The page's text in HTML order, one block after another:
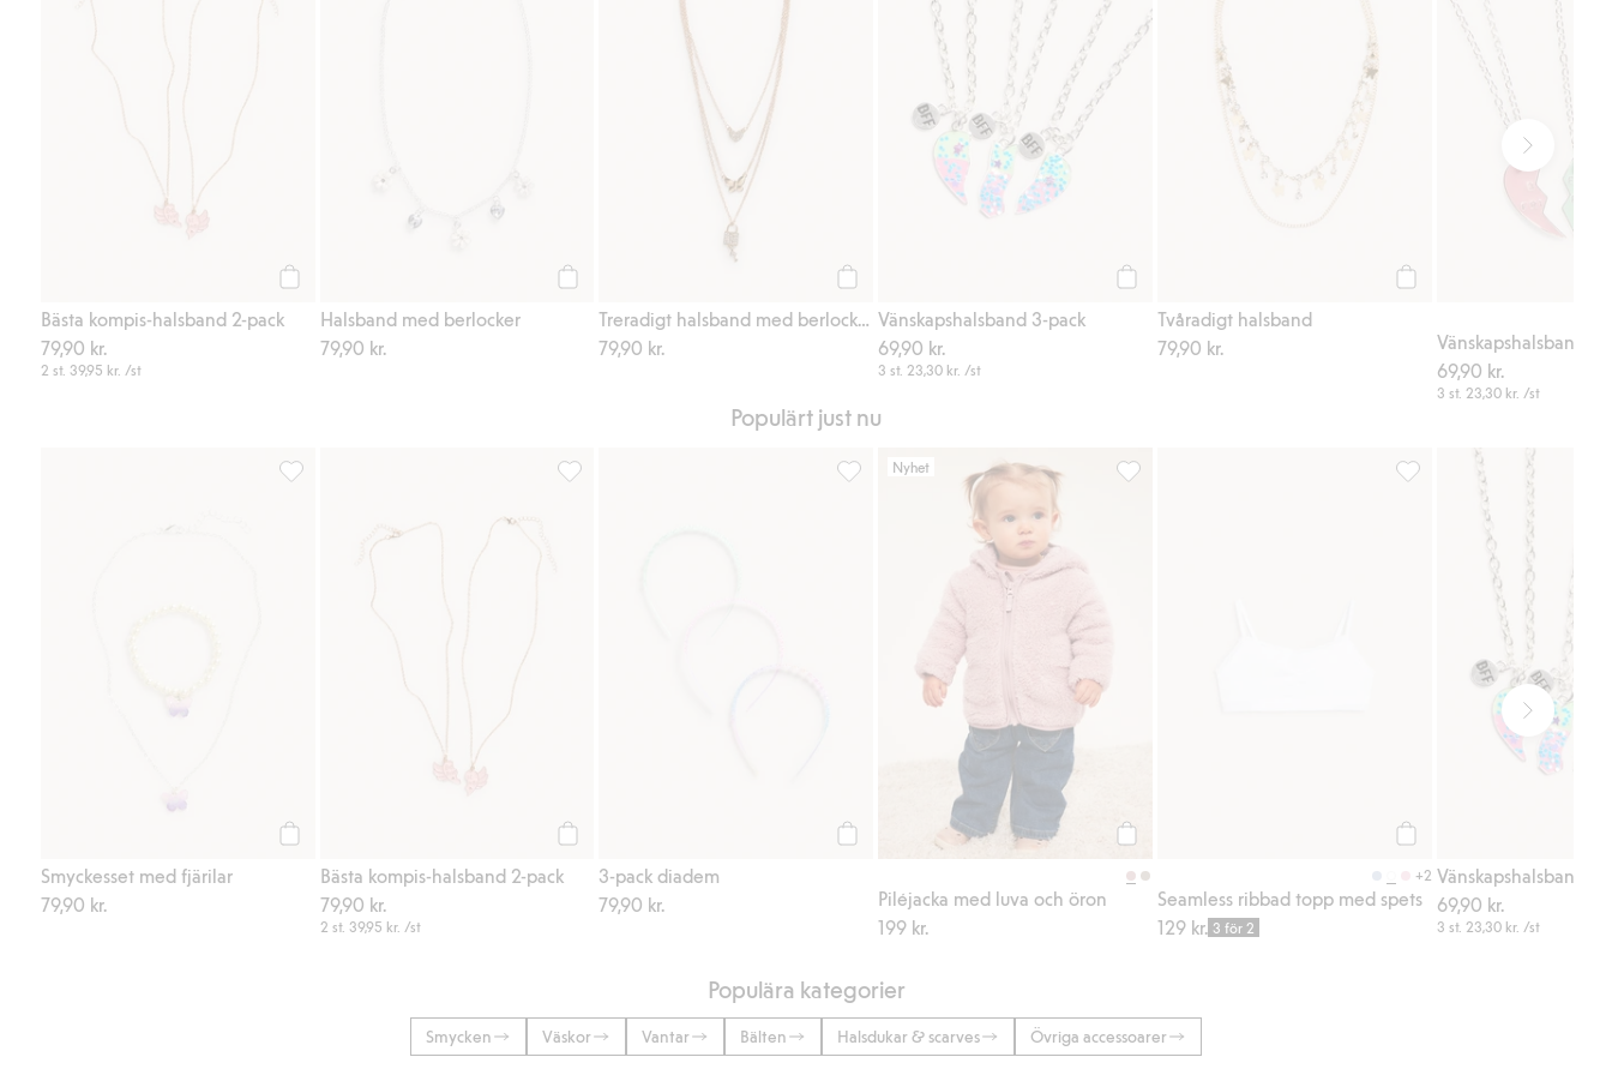
Bästa kompis-halsband 2-pack
79,90 kr.
2 st. 39,95 kr. /st
Halsband med berlocker
79,90 kr.
Treradigt halsband med berlocker
79,90 kr.
Vänskapshalsband 3-pack
69,90 kr.
3 st.23,30 kr. /st
Tvåradigt halsband
79,90 kr.
Vänskapshalsband 3-
69,90 kr.
3 st. 23,30 kr. /st
Populärt just nu
Smyckesset med fjärilar
79,90 kr.
Bästa kompis-halsband 2-pack
79,90 kr.
2 st. 39,95 kr. /st
3-pack diadem
79,90 kr.
3-pack diadem, Lägg till i favoriter
Nyhet
Köp
Piléjacka med luva och öron
199 kr.
Piléjacka med luva och öron, Lägg till i favoriter
+2
Seamless ribbad topp med spets
129 kr. 3 för 2
Seamless ribbad topp
Vänskapshalsband 3-
69,90 kr.
3 st. 23,30 kr. /st
Populära kategorier
Smycken Väskor Vantar Bälten Halsdukar & scarves Övriga accessoarer